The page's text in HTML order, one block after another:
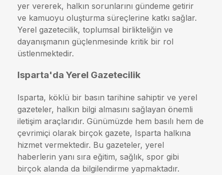
yer vererek, halkın sorunlarını gündeme getirir
ve kamuoyu oluşturma süreçlerine katkı sağlar.
Yerel gazetecilik, toplumsal birlikteliğin ve
dayanışmanın güçlenmesinde kritik bir rol
üstlenmektedir.
Isparta'da Yerel Gazetecilik
Isparta, köklü bir basın tarihine sahiptir ve yerel
gazeteler, halkın bilgi almasını sağlayan önemli
iletişim araçlarıdır. Günümüzde hem basılı hem de
çevrimiçi olarak birçok gazete, Isparta halkına
hizmet vermektedir. Bu gazeteler, yerel
haberlerin yanı sıra eğitim, sağlık, spor gibi
birçok alanda da bilgilendirme yapmaktadır.